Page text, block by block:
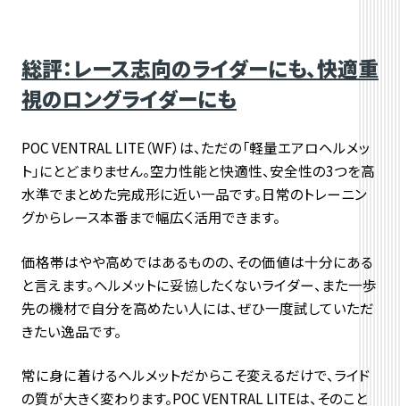
総評：レース志向のライダーにも、快適重
視のロングライダーにも
POC VENTRAL LITE（WF）は、ただの「軽量エアロヘルメッ
ト」にとどまりません。空力性能と快適性、安全性の3つを高
水準でまとめた完成形に近い一品です。日常のトレーニン
グからレース本番まで幅広く活用できます。
価格帯はやや高めではあるものの、その価値は十分にある
と言えます。ヘルメットに妥協したくないライダー、また一歩
先の機材で自分を高めたい人には、ぜひ一度試していただ
きたい逸品です。
常に身に着けるヘルメットだからこそ変えるだけで、ライド
の質が大きく変わります。POC VENTRAL LITEは、そのこと